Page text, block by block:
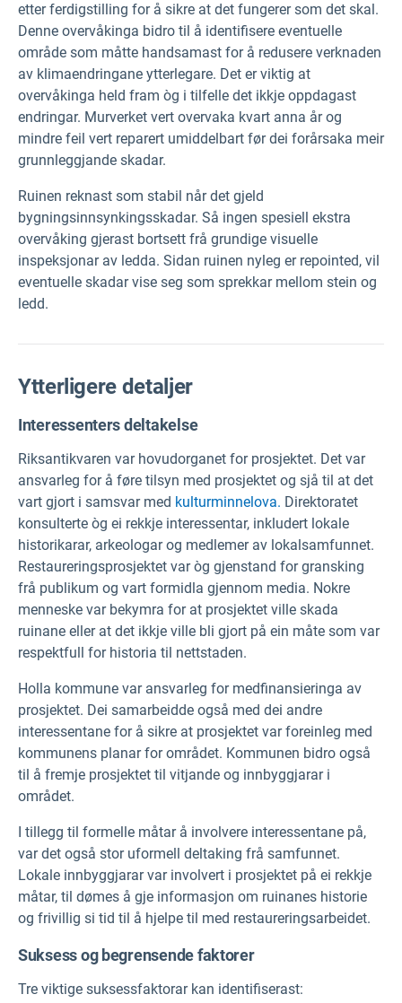
etter ferdigstilling for å sikre at det fungerer som det skal.
Denne overvåkinga bidro til å identifisere eventuelle
område som måtte handsamast for å redusere verknaden
av klimaendringane ytterlegare. Det er viktig at
overvåkinga held fram òg i tilfelle det ikkje oppdagast
endringar. Murverket vert overvaka kvart anna år og
mindre feil vert reparert umiddelbart før dei forårsaka meir
grunnleggjande skadar.
Ruinen reknast som stabil når det gjeld
bygningsinnsynkingsskadar. Så ingen spesiell ekstra
overvåking gjerast bortsett frå grundige visuelle
inspeksjonar av ledda. Sidan ruinen nyleg er repointed, vil
eventuelle skadar vise seg som sprekkar mellom stein og
ledd.
Ytterligere detaljer
Interessenters deltakelse
Riksantikvaren var hovudorganet for prosjektet. Det var
ansvarleg for å føre tilsyn med prosjektet og sjå til at det
vart gjort i samsvar med kulturminnelova. Direktoratet
konsulterte òg ei rekkje interessentar, inkludert lokale
historikarar, arkeologar og medlemer av lokalsamfunnet.
Restaureringsprosjektet var òg gjenstand for gransking
frå publikum og vart formidla gjennom media. Nokre
menneske var bekymra for at prosjektet ville skada
ruinane eller at det ikkje ville bli gjort på ein måte som var
respektfull for historia til nettstaden.
Holla kommune var ansvarleg for medfinansieringa av
prosjektet. Dei samarbeidde også med dei andre
interessentane for å sikre at prosjektet var foreinleg med
kommunens planar for området. Kommunen bidro også
til å fremje prosjektet til vitjande og innbyggjarar i
området.
I tillegg til formelle måtar å involvere interessentane på,
var det også stor uformell deltaking frå samfunnet.
Lokale innbyggjarar var involvert i prosjektet på ei rekkje
måtar, til dømes å gje informasjon om ruinanes historie
og frivillig si tid til å hjelpe til med restaureringsarbeidet.
Suksess og begrensende faktorer
Tre viktige suksessfaktorar kan identifiserast: